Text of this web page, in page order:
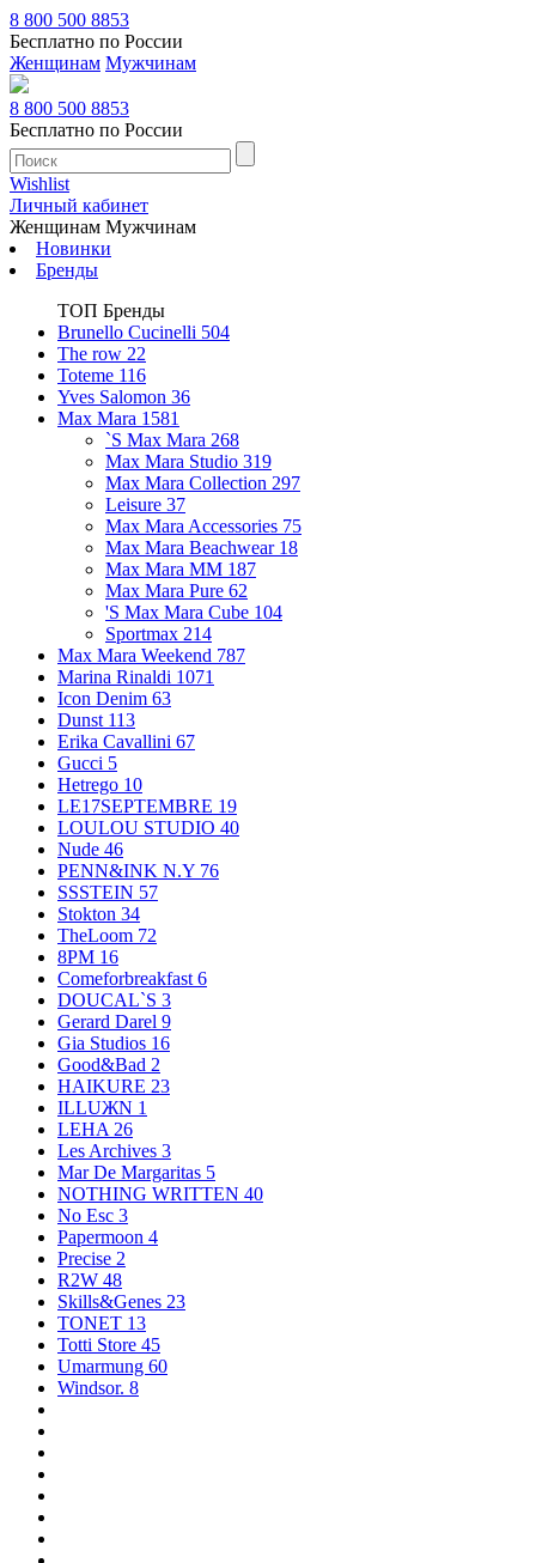
8 800 500 8853
Бесплатно по России
Женщинам Мужчинам
8 800 500 8853
Бесплатно по России
Wishlist
Личный кабинет
Женщинам Мужчинам
Новинки
Бренды
ТОП Бренды
Brunello Cucinelli 504
The row 22
Toteme 116
Yves Salomon 36
Max Mara 1581
`S Max Mara 268
Max Mara Studio 319
Max Mara Collection 297
Leisure 37
Max Mara Accessories 75
Max Mara Beachwear 18
Max Mara MM 187
Max Mara Pure 62
'S Max Mara Cube 104
Sportmax 214
Max Mara Weekend 787
Marina Rinaldi 1071
Icon Denim 63
Dunst 113
Erika Cavallini 67
Gucci 5
Hetrego 10
LE17SEPTEMBRE 19
LOULOU STUDIO 40
Nude 46
PENN&INK N.Y 76
SSSTEIN 57
Stokton 34
TheLoom 72
8PM 16
Comeforbreakfast 6
DOUCAL`S 3
Gerard Darel 9
Gia Studios 16
Good&Bad 2
HAIKURE 23
ILLUЖN 1
LEHA 26
Les Archives 3
Mar De Margaritas 5
NOTHING WRITTEN 40
No Esc 3
Papermoon 4
Precise 2
R2W 48
Skills&Genes 23
TONET 13
Totti Store 45
Umarmung 60
Windsor. 8